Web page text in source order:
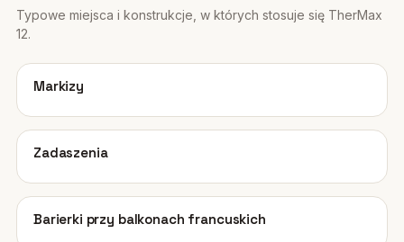
Typowe miejsca i konstrukcje, w których stosuje się TherMax
12.
01
Markizy
02
Zadaszenia
03
Barierki przy balkonach francuskich